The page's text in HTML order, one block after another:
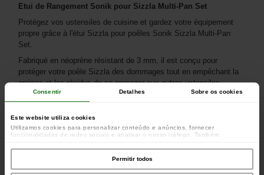
Consentir Detalhes Sobre os cookies
Este website utiliza cookies
Utilizamos cookies para personalizar conteúdo e anúncios, fornecer
funcionalidades de redes sociais e analisar o nosso tráfego. Também
parceiros de redes sociais, de publicidade e de análise, que as podem combinar
com outras informações que lhes forneceu ou recolhidas por estes a partir da
sua utilização dos respetivos serviços.
Permitir todos
Etui de Rangement Sonik pour Sizzla Multi-Pan Set
Protégez vos ustensiles de cuisine et gardez votre équipement
propre grâce à l'étui Sizzla pour poêles Sonik Sizzla Multi-Pan
Set.
Fabriqué en néoprène résistant de 3 mm, il est conçu pour
protéger votre poêle Sizzla des dommages tout en empêchant la
graisse et les résidus de se propager aux autres ustensiles.